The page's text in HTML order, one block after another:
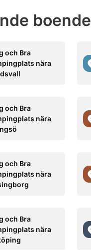
boende
och Bra
nära
och Bra
nära
och Bra
nära
och Bra
nära